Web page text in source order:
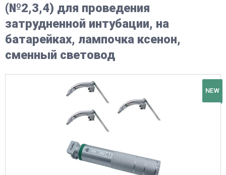
(№2,3,4) для проведения
затрудненной интубации, на
батарейках, лампочка ксенон,
сменный световод
NEW